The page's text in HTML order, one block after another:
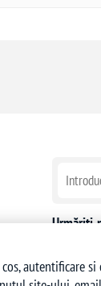
Urmăriți-
autentificare